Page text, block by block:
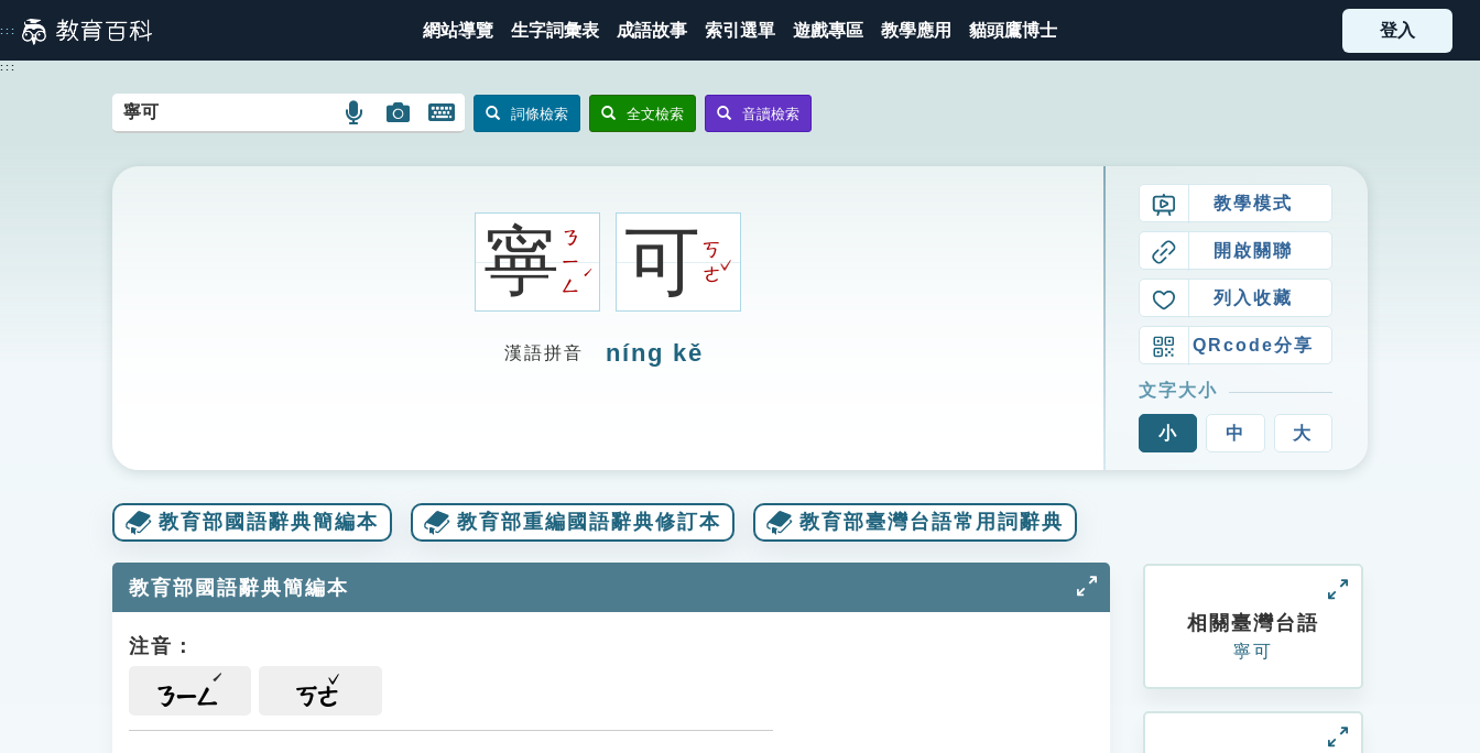
到
主
::: 網站導覽 生字詞彙表 成語故事 索引選單 遊戲專區 教學應用 貓頭鷹博士 登入
:::
語
搜
圖
搜
開
鍵
詞條檢索 全文檢索 音讀檢索
寧ㄋ
ㄧ
ㄥ
ˊ 可ㄎ
ㄜ
ˇ
漢語拼音 níng kě
教學模式
開啟關聯
列入收藏
QRcode分享
文字大小
小 中 大
教育部國語辭典簡編本 教育部重編國語辭典修訂本 教育部臺灣台語常用詞辭典
教育部國語辭典簡編本
注音：
ㄋㄧㄥ ㄎㄜ
相關臺灣台語
寧可